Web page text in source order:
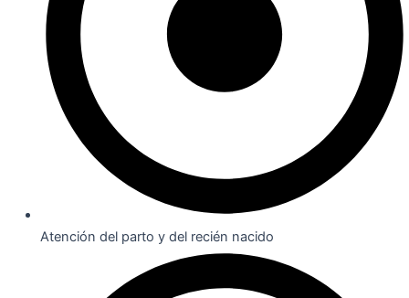
Atención del parto y del recién nacido